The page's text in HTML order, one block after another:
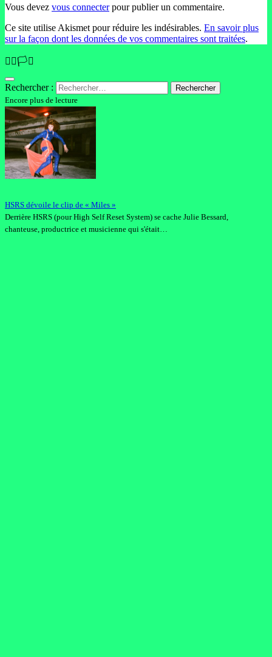
Vous devez vous connecterpour publier un commentaire.
Ce site utilise Akismet pour réduire les indésirables. En savoir plus
sur la façon dont les données de vos commentaires sont traitées.
🏳️‍🌈🏳️‍⚧️
Rechercher :
Encore plus de lecture
HSRS dévoile le clip de « Miles »
Derrière HSRS (pour High Self Reset System) se cache Julie Bessard,
chanteuse, productrice et musicienne qui s'était…